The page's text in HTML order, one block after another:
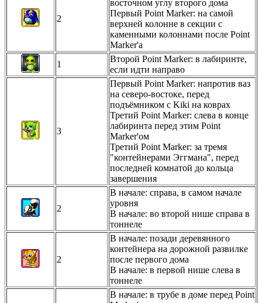
2
восточном углу второго дома
Первый Point Marker: на самой
верхней колонне в секции с
каменными колоннами после Point
Marker'а
1
Второй Point Marker: в лабиринте,
если идти направо
3
Первый Point Marker: напротив ваз
на северо-востоке, перед
подъёмником с Kiki на коврах
Третий Point Marker: слева в конце
лабиринта перед этим Point
Marker'ом
Третий Point Marker: за тремя
"контейнерами Эггмана", перед
последней комнатой до кольца
завершения
2
В начале: справа, в самом начале
уровня
В начале: во второй нише справа в
тоннеле
2
В начале: позади деревянного
контейнера на дорожной развилке
после первого дома
В начале: в первой нише слева в
тоннеле
В начале: в трубе в доме перед Point